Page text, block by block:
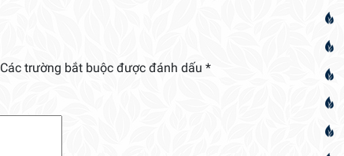
Các trường bắt buộc được đánh dấu *